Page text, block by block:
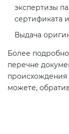
экспертизы
сертификата
Выдача
Более подробно
перечне
можете,